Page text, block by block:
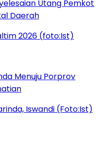
Utang Pemkot
Daerah
Menuju Porprov